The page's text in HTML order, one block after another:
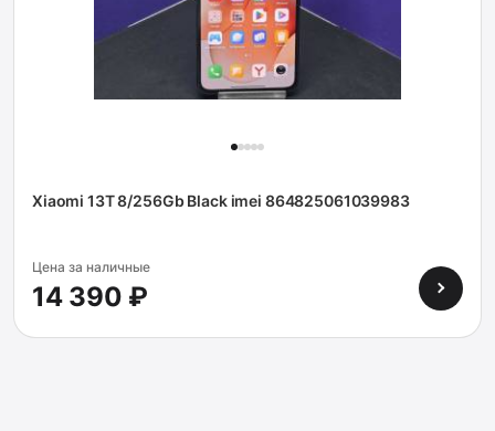
Xiaomi 13T 8/256Gb Black imei 864825061039983
Цена за наличные
14 390 ₽